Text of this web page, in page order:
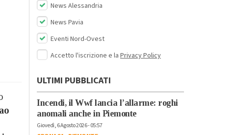
News Alessandria
News Pavia
Eventi Nord-Ovest
Accetto l'iscrizione e la Privacy Policy
ULTIMI PUBBLICATI
Incendi, il Wwf lancia l’allarme: roghi
anomali anche in Piemonte
Giovedì, 6 Agosto 2026 - 05:57